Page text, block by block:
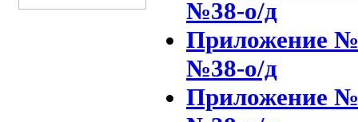
№38-о/д
Приложение
№38-о/д
Приложение